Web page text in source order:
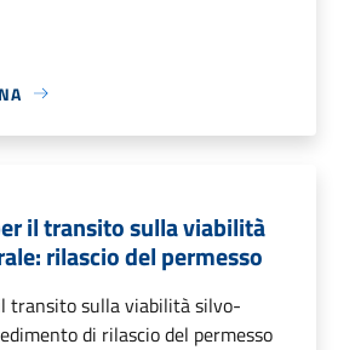
il transito sulla viabilità
rilascio del permesso
transito sulla viabilità silvo-
di rilascio del permesso